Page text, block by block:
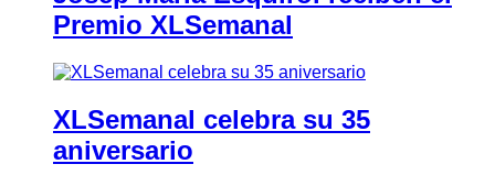
Premio XLSemanal
XLSemanal celebra su 35
aniversario